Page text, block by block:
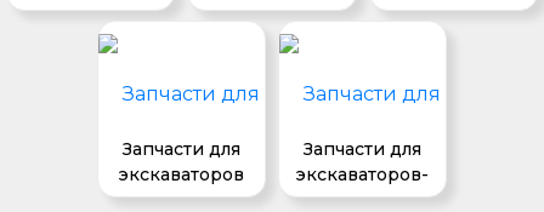
погрузчиков
Запчасти для
экскаваторов
Запчасти для
экскаваторов-
погрузчиков